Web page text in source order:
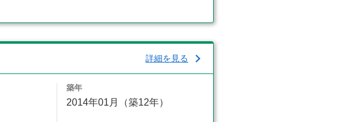
詳細を見る
築年
2014年01月（築12年）